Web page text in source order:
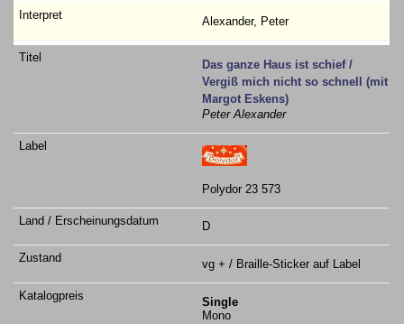
Alexander, Peter
Das ganze Haus ist schief /
Vergiß mich nicht so schnell (mit
Margot Eskens)
Peter Alexander
Polydor 23 573
D
vg + / Braille-Sticker auf Label
Single
Mono